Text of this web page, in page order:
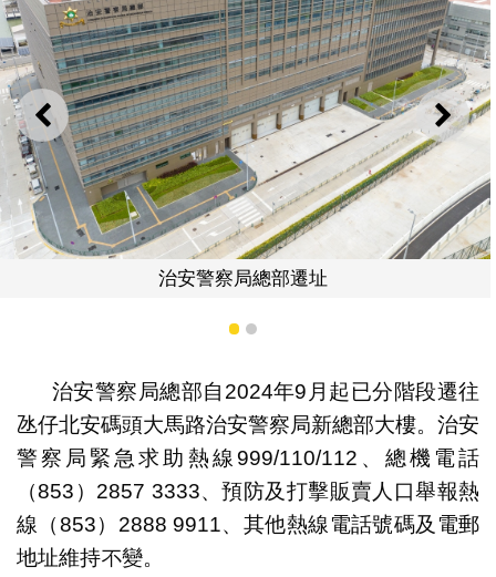
上一則 下一
治安警察局總部遷址
1 2
治安警察局總部自2024年9月起已分階段遷往
氹仔北安碼頭大馬路治安警察局新總部大樓。治安
警察局緊急求助熱線999/110/112、總機電話
（853）2857 3333、預防及打擊販賣人口舉報熱
線（853）2888 9911、其他熱線電話號碼及電郵
地址維持不變。